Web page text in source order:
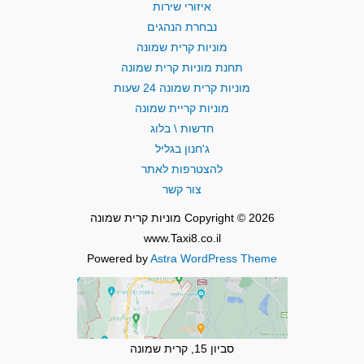
איזורי שירות
נבחרת הנהגים
מוניות קרית שמונה
תחנת מוניות קרית שמונה
מוניות קרית שמונה 24 שעות
מוניות קריית שמונה
חדשות \ בלוג
ג'חנון בגליל
להצטרפות לאתר
צור קשר
Copyright © 2026 מוניות קרית שמונה
www.Taxi8.co.il
Powered by Astra WordPress Theme
סביון 15, קרית שמונה